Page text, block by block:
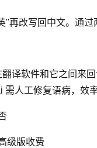
"再改写回中文。通
译软件和它之间来
需人工修复语病，效
级版收费